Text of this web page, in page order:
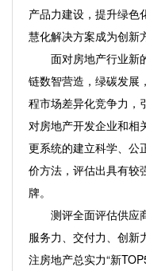
产品力建设，提升绿色
慧化解决方案成为创新
面对房地产行业新
链数智营造，绿碳发展
程市场差异化竞争力，
对房地产开发企业和相
更系统的建立科学、公
价方法，评估出具有较
牌。
测评全面评估供应商
服务力、交付力、创新
注房地产总实力“新